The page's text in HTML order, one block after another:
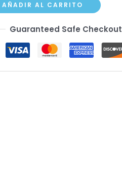
AÑADIR AL CARRITO
Guaranteed Safe Checkout